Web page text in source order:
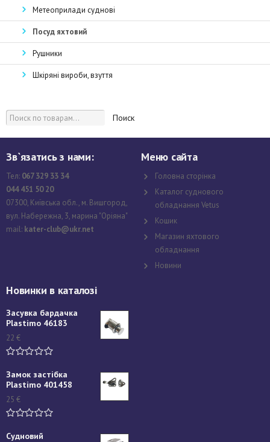
Метеоприлади суднові
Посуд яхтовий
Рушники
Шкіряні вироби, взуття
Поиск
Зв`язатись з нами:
Тел: 067 329 33 34
044 451 50 20
07300, Київська обл., м. Вишгород,
вул. Набережна, 3, марина "Оріяна"
mail: kater-club@ukr.net
Меню сайта
Головна сторінка
Каталог суднового
обладнання Vetus
Кошик
Магазин яхтового
обладнання
Новини
Новинки в каталозі
Засувка бардачка
Plastimo 46183
22 €
Замок застібка
Plastimo 401458
25 €
Судновий